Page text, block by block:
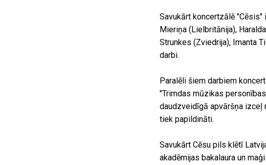
Savukārt koncertzālē "Cēsis"
Mieriņa (Lielbritānija),
Strunkes (Zviedrija), Imanta
darbi.
Paralēli šiem darbiem
"Trimdas mūzikas
daudzveidīgā apvāršņa
tiek papildināti.
Savukārt Cēsu pils klētī
akadēmijas bakalaura un